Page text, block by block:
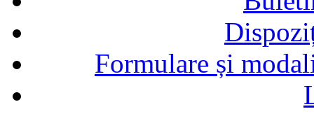
Formulare și